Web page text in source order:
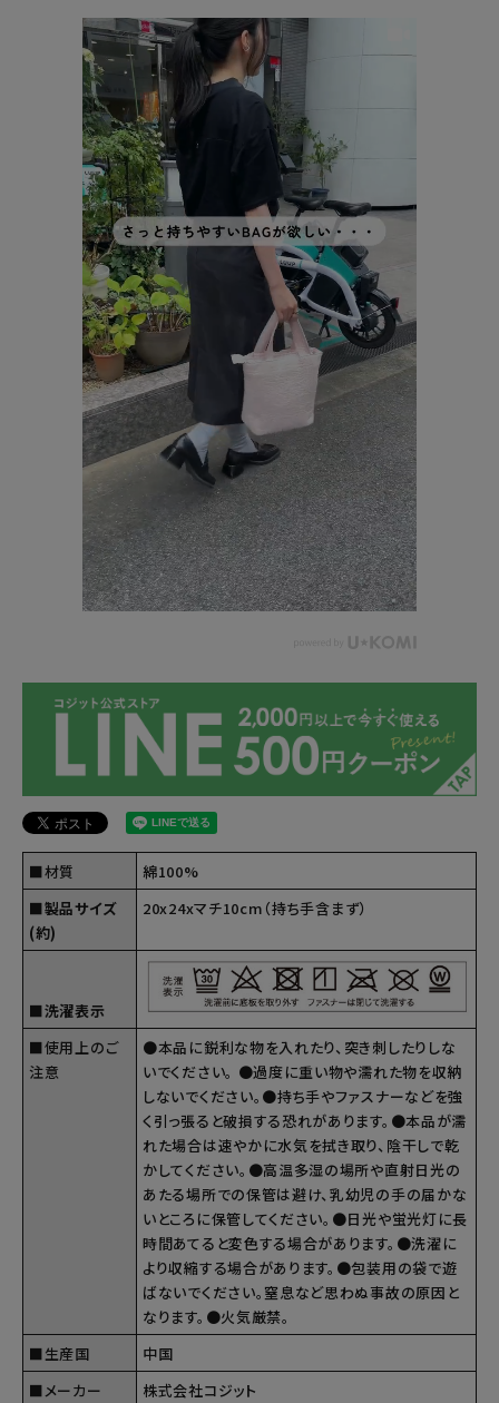
■材質
綿100%
■製品サイズ
(約)
20x24xマチ10cm（持ち手含まず）
■洗濯表示
■使用上のご
注意
●本品に鋭利な物を入れたり、突き刺したりしな
いでください。 ●過度に重い物や濡れた物を収納
しないでください。●持ち手やファスナーなどを強
く引っ張ると破損する恐れがあります。●本品が濡
れた場合は速やかに水気を拭き取り、陰干しで乾
かしてください。●高温多湿の場所や直射日光の
あたる場所での保管は避け、乳幼児の手の届かな
いところに保管してください。●日光や蛍光灯に長
時間あてると変色する場合があります。●洗濯に
より収縮する場合があります。●包装用の袋で遊
ばないでください。窒息など思わぬ事故の原因と
なります。●火気厳禁。
■生産国
中国
■メーカー
株式会社コジット